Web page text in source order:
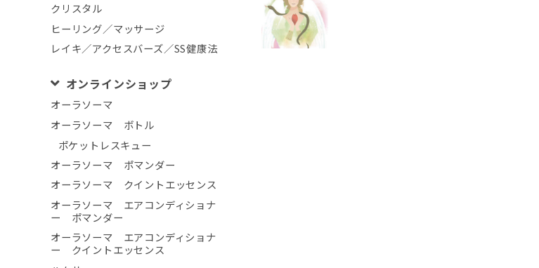
クリスタル
ヒーリング／マッサージ
レイキ／アクセスバーズ／SS健康法
オンラインショップ
オーラソーマ
オーラソーマ ボトル
ポケットレスキュー
オーラソーマ ポマンダー
オーラソーマ クイントエッセンス
オーラソーマ エアコンディショナ
ー ポマンダー
オーラソーマ エアコンディショナ
ー クイントエッセンス